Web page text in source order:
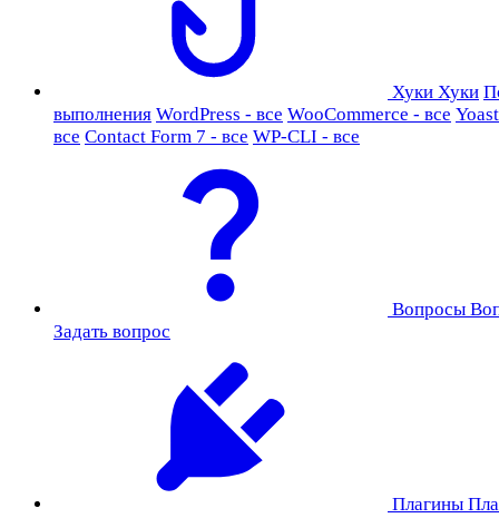
Хуки Хуки
выполнения WordPress - все WooCommerce - все
все Contact Form 7 - все WP-CLI - все
Вопросы
Задать вопрос
Плагины